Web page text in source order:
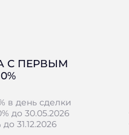
С ПЕРВЫМ
в день сделки
до 30.05.2026
31.12.2026